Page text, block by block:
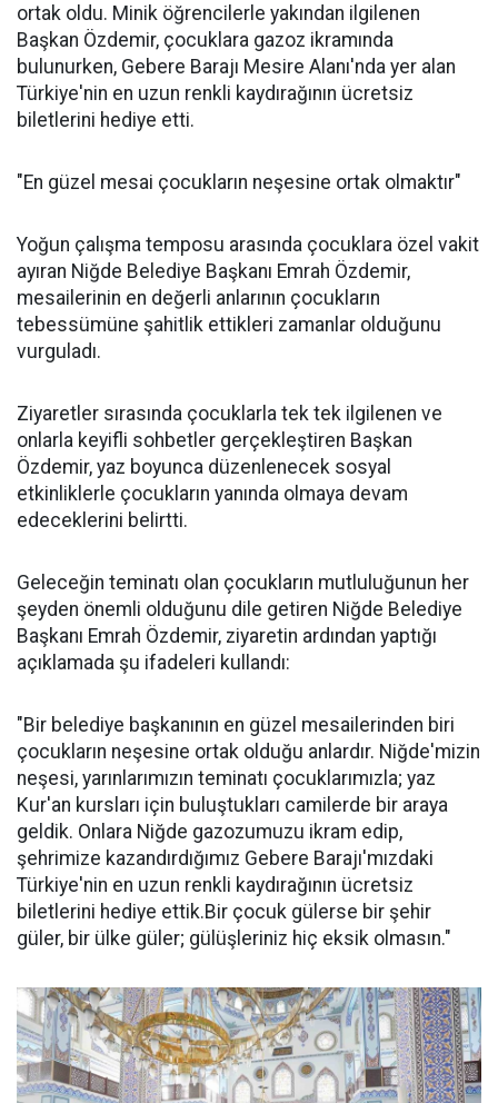
ortak oldu. Minik öğrencilerle yakından ilgilenen
Başkan Özdemir, çocuklara gazoz ikramında
bulunurken, Gebere Barajı Mesire Alanı'nda yer alan
Türkiye'nin en uzun renkli kaydırağının ücretsiz
biletlerini hediye etti.
"En güzel mesai çocukların neşesine ortak olmaktır"
Yoğun çalışma temposu arasında çocuklara özel vakit
ayıran Niğde Belediye Başkanı Emrah Özdemir,
mesailerinin en değerli anlarının çocukların
tebessümüne şahitlik ettikleri zamanlar olduğunu
vurguladı.
Ziyaretler sırasında çocuklarla tek tek ilgilenen ve
onlarla keyifli sohbetler gerçekleştiren Başkan
Özdemir, yaz boyunca düzenlenecek sosyal
etkinliklerle çocukların yanında olmaya devam
edeceklerini belirtti.
Geleceğin teminatı olan çocukların mutluluğunun her
şeyden önemli olduğunu dile getiren Niğde Belediye
Başkanı Emrah Özdemir, ziyaretin ardından yaptığı
açıklamada şu ifadeleri kullandı:
"Bir belediye başkanının en güzel mesailerinden biri
çocukların neşesine ortak olduğu anlardır. Niğde'mizin
neşesi, yarınlarımızın teminatı çocuklarımızla; yaz
Kur'an kursları için buluştukları camilerde bir araya
geldik. Onlara Niğde gazozumuzu ikram edip,
şehrimize kazandırdığımız Gebere Barajı'mızdaki
Türkiye'nin en uzun renkli kaydırağının ücretsiz
biletlerini hediye ettik.Bir çocuk gülerse bir şehir
güler, bir ülke güler; gülüşleriniz hiç eksik olmasın."